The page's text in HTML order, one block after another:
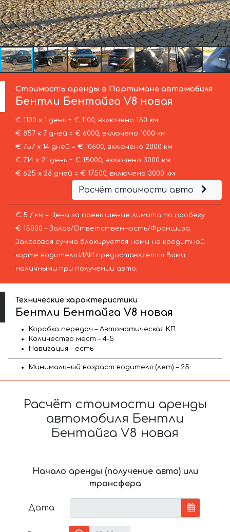
Стоимость аренды в Портимане автомобиля
Бентли Бентайга V8 новая
€ 1100 х 1 день = € 1100, включено 150 км
€ 857 х 7 дней = € 6000, включено 1000 км
€ 757 х 14 дней = € 10600, включено 2000 км
€ 714 х 21 день = € 15000, включено 3000 км
€ 625 х 28 дней = € 17500, включено 3000 км
Расчёт стоимости авто
€ 5 / км – Цена за превышение лимита по пробегу
€ 15000 – Залог/Ответственность/Франшиза.
Залоговая сумма блокируется нами на кредитной
карте водителя ИЛИ предоставляется Вами
наличными при получении авто.
Технические характеристики
Бентли Бентайга V8 новая
Коробка передач – Автоматическая КП
Количество мест – 4-5
Навигация – есть
Минимальный возраст водителя (лет) – 25
Расчёт стоимости аренды
автомобиля Бентли
Бентайга V8 новая
Начало аренды (получение авто) или
трансфера
Дата